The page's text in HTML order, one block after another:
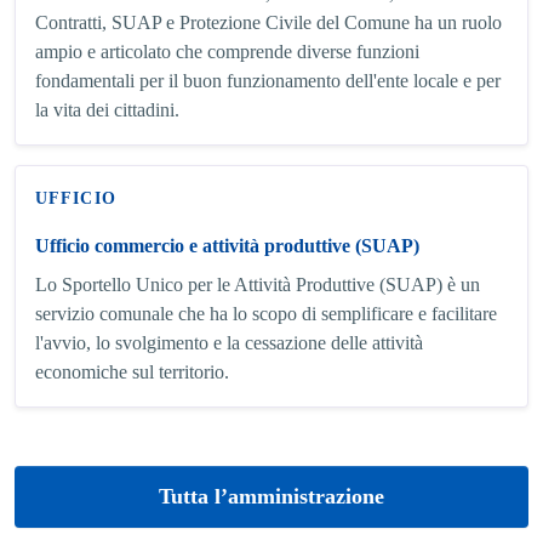
Contratti, SUAP e Protezione Civile del Comune ha un ruolo
ampio e articolato che comprende diverse funzioni
fondamentali per il buon funzionamento dell'ente locale e per
la vita dei cittadini.
UFFICIO
Ufficio commercio e attività produttive (SUAP)
Lo Sportello Unico per le Attività Produttive (SUAP) è un
servizio comunale che ha lo scopo di semplificare e facilitare
l'avvio, lo svolgimento e la cessazione delle attività
economiche sul territorio.
Tutta l’amministrazione